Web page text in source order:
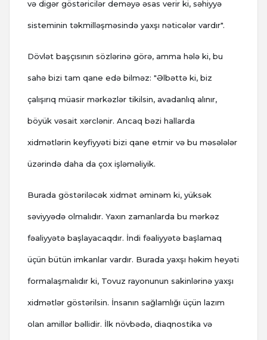
və digər göstəricilər deməyə əsas verir ki, səhiyyə
sisteminin təkmilləşməsində yaxşı nəticələr vardır".
Dövlət başçısının sözlərinə görə, amma hələ ki, bu
sahə bizi tam qane edə bilməz: "Əlbəttə ki, biz
çalışırıq müasir mərkəzlər tikilsin, avadanlıq alınır,
böyük vəsait xərclənir. Ancaq bəzi hallarda
xidmətlərin keyfiyyəti bizi qane etmir və bu məsələlər
üzərində daha da çox işləməliyik.
Burada göstəriləcək xidmət əminəm ki, yüksək
səviyyədə olmalıdır. Yaxın zamanlarda bu mərkəz
fəaliyyətə başlayacaqdır. İndi fəaliyyətə başlamaq
üçün bütün imkanlar vardır. Burada yaxşı həkim heyəti
formalaşmalıdır ki, Tovuz rayonunun sakinlərinə yaxşı
xidmətlər göstərilsin. İnsanın sağlamlığı üçün lazım
olan amillər bəllidir. İlk növbədə, diaqnostika və